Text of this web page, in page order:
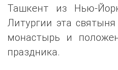
Ташкент из Нью-
Литургии эта
монастырь и
праздника.